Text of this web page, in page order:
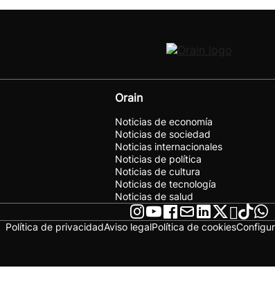
Orain
Noticias de economía
Noticias de sociedad
Noticias internacionales
Noticias de política
Noticias de cultura
Noticias de tecnología
Noticias de salud
Política de privacidadAviso legalPolítica de cookies